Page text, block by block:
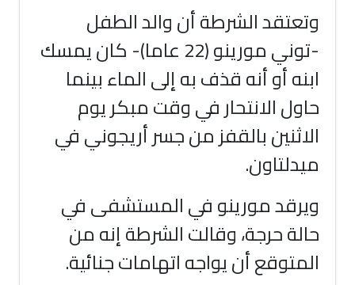
وتعتقد الشرطة أن والد الطفل
-توني مورينو (22 عاما)- كان يمسك
ابنه أو أنه قذف به إلى الماء بينما
حاول الانتحار في وقت مبكر يوم
الاثنين بالقفز من جسر أريجوني في
ميدلتاون.
ويرقد مورينو في المستشفى في
حالة حرجة، وقالت الشرطة إنه من
المتوقع أن يواجه اتهامات جنائية.